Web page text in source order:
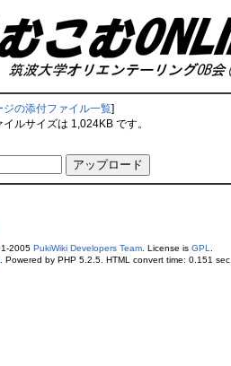
ジの添付ファイル一覧
ルサイズは 1,024KB です。
2005 PukiWiki Developers Team. License is GPL
. Powered by PHP 5.2.5. HTML convert time: 0.151 sec.